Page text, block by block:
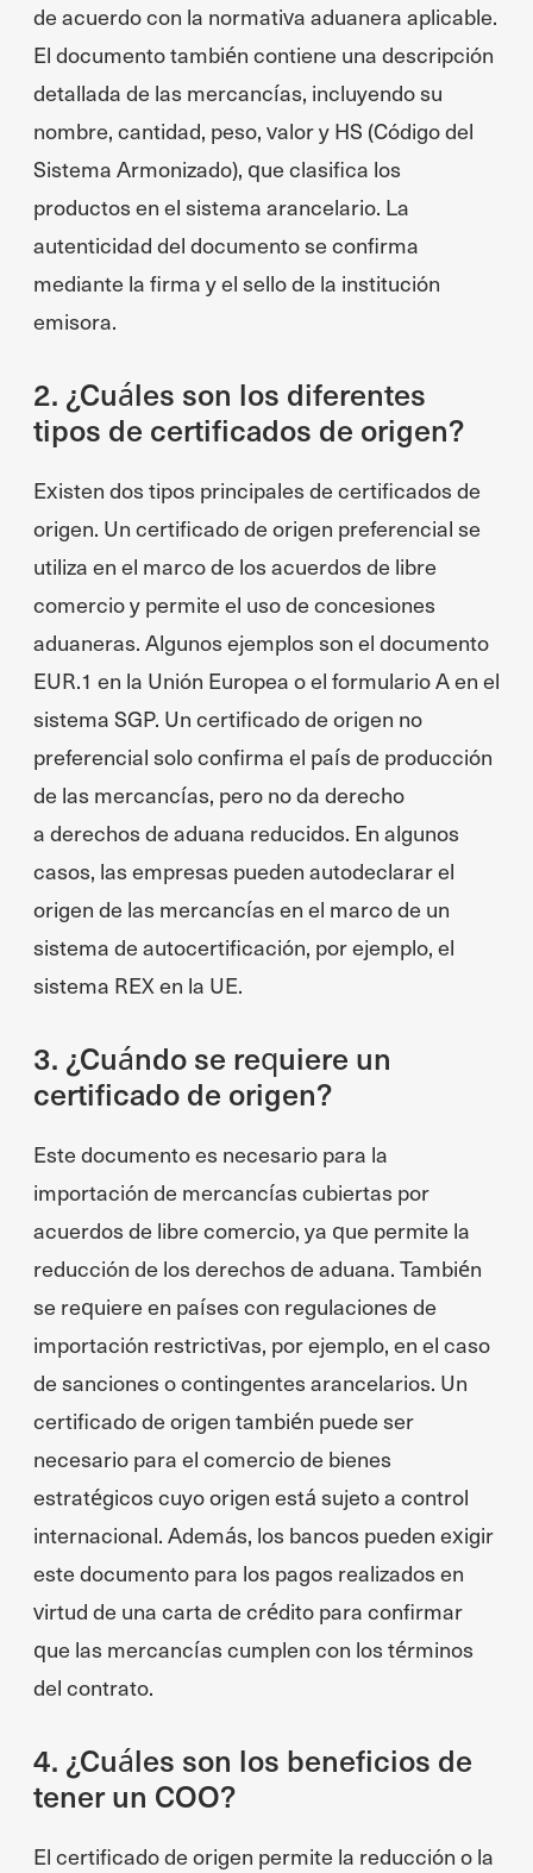
de acuerdo con la normativa aduanera aplicable.
El documento también contiene una descripción
detallada de las mercancías, incluyendo su
nombre, cantidad, peso, valor y HS (Código del
Sistema Armonizado), que clasifica los
productos en el sistema arancelario. La
autenticidad del documento se confirma
mediante la firma y el sello de la institución
emisora.
2. ¿Cuáles son los diferentes
tipos de certificados de origen?
Existen dos tipos principales de certificados de
origen. Un certificado de origen preferencial se
utiliza en el marco de los acuerdos de libre
comercio y permite el uso de concesiones
aduaneras. Algunos ejemplos son el documento
EUR.1 en la Unión Europea o el formulario A en el
sistema SGP. Un certificado de origen no
preferencial solo confirma el país de producción
de las mercancías, pero no da derecho
a derechos de aduana reducidos. En algunos
casos, las empresas pueden autodeclarar el
origen de las mercancías en el marco de un
sistema de autocertificación, por ejemplo, el
sistema REX en la UE.
3. ¿Cuándo se requiere un
certificado de origen?
Este documento es necesario para la
importación de mercancías cubiertas por
acuerdos de libre comercio, ya que permite la
reducción de los derechos de aduana. También
se requiere en países con regulaciones de
importación restrictivas, por ejemplo, en el caso
de sanciones o contingentes arancelarios. Un
certificado de origen también puede ser
necesario para el comercio de bienes
estratégicos cuyo origen está sujeto a control
internacional. Además, los bancos pueden exigir
este documento para los pagos realizados en
virtud de una carta de crédito para confirmar
que las mercancías cumplen con los términos
del contrato.
4. ¿Cuáles son los beneficios de
tener un COO?
El certificado de origen permite la reducción o la